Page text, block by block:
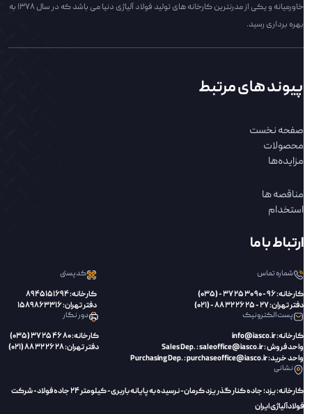
خاورمیانه و یکی از مدرنترین کارخانه های تولید فولاد آلیاژی دنیا می باشد که در سال 1378 به
بهره برداری رسید.
پیوند های مرتبط
صفحه نخست
محصولات
مزایده‌ها
مناقصه ها
استخدام
ارتباط با ما
شماره تماس
کارخانه: 96 - 90 30 25 37 - (035)
دفتر تهران: 27 - 25 26 32 88 - (021)
کدپستی
کارخانه: 8945151694
دفتر تهران: 1589863316
پست الکترونیک
کارخانه: info@iasco.ir
واحد فروش : Sales Dep. : saleoffice@iasco.ir
واحد خرید: Purchasing Dep. : purchaseoffice@iasco.ir
دور نگار
کارخانه: 80 46 25 37 (035)
دفتر تهران: 28 26 32 88 (021)
نشانی
کارخانه: یزد؛ جاده کنار گذر یزد کرمان- نرسیده به پایانه باربری- کیلومتر 24 جاده فولاد- شرکت
فولادآلیاژی ایران